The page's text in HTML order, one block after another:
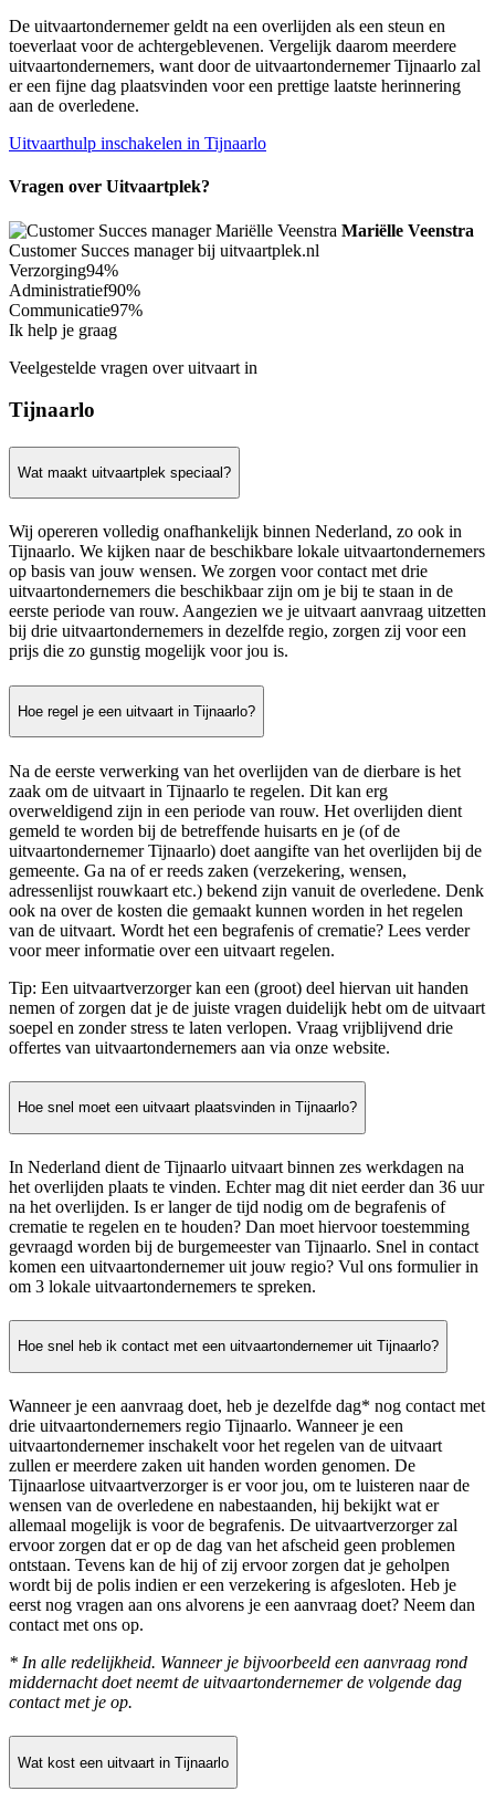
De uitvaartondernemer geldt na een overlijden als een steun en
toeverlaat voor de achtergeblevenen. Vergelijk daarom meerdere
uitvaartondernemers, want door de uitvaartondernemer Tijnaarlo zal
er een fijne dag plaatsvinden voor een prettige laatste herinnering
aan de overledene.
Uitvaarthulp inschakelen in Tijnaarlo
Vragen over Uitvaartplek?
Mariëlle Veenstra
Customer Succes manager bij uitvaartplek.nl
Verzorging94%
Administratief90%
Communicatie97%
Ik help je graag
Veelgestelde vragen over uitvaart in
Tijnaarlo
Wat maakt uitvaartplek speciaal?
Wij opereren volledig onafhankelijk binnen Nederland, zo ook in
Tijnaarlo. We kijken naar de beschikbare lokale uitvaartondernemers
op basis van jouw wensen. We zorgen voor contact met drie
uitvaartondernemers die beschikbaar zijn om je bij te staan in de
eerste periode van rouw. Aangezien we je uitvaart aanvraag uitzetten
bij drie uitvaartondernemers in dezelfde regio, zorgen zij voor een
prijs die zo gunstig mogelijk voor jou is.
Hoe regel je een uitvaart in Tijnaarlo?
Na de eerste verwerking van het overlijden van de dierbare is het
zaak om de uitvaart in Tijnaarlo te regelen. Dit kan erg
overweldigend zijn in een periode van rouw. Het overlijden dient
gemeld te worden bij de betreffende huisarts en je (of de
uitvaartondernemer Tijnaarlo) doet aangifte van het overlijden bij de
gemeente. Ga na of er reeds zaken (verzekering, wensen,
adressenlijst rouwkaart etc.) bekend zijn vanuit de overledene. Denk
ook na over de kosten die gemaakt kunnen worden in het regelen
van de uitvaart. Wordt het een begrafenis of crematie? Lees verder
voor meer informatie over een uitvaart regelen.
Tip: Een uitvaartverzorger kan een (groot) deel hiervan uit handen
nemen of zorgen dat je de juiste vragen duidelijk hebt om de uitvaart
soepel en zonder stress te laten verlopen. Vraag vrijblijvend drie
offertes van uitvaartondernemers aan via onze website.
Hoe snel moet een uitvaart plaatsvinden in Tijnaarlo?
In Nederland dient de Tijnaarlo uitvaart binnen zes werkdagen na
het overlijden plaats te vinden. Echter mag dit niet eerder dan 36 uur
na het overlijden. Is er langer de tijd nodig om de begrafenis of
crematie te regelen en te houden? Dan moet hiervoor toestemming
gevraagd worden bij de burgemeester van Tijnaarlo. Snel in contact
komen een uitvaartondernemer uit jouw regio? Vul ons formulier in
om 3 lokale uitvaartondernemers te spreken.
Hoe snel heb ik contact met een uitvaartondernemer uit Tijnaarlo?
Wanneer je een aanvraag doet, heb je dezelfde dag* nog contact met
drie uitvaartondernemers regio Tijnaarlo. Wanneer je een
uitvaartondernemer inschakelt voor het regelen van de uitvaart
zullen er meerdere zaken uit handen worden genomen. De
Tijnaarlose uitvaartverzorger is er voor jou, om te luisteren naar de
wensen van de overledene en nabestaanden, hij bekijkt wat er
allemaal mogelijk is voor de begrafenis. De uitvaartverzorger zal
ervoor zorgen dat er op de dag van het afscheid geen problemen
ontstaan. Tevens kan de hij of zij ervoor zorgen dat je geholpen
wordt bij de polis indien er een verzekering is afgesloten. Heb je
eerst nog vragen aan ons alvorens je een aanvraag doet? Neem dan
contact met ons op.
* In alle redelijkheid. Wanneer je bijvoorbeeld een aanvraag rond
middernacht doet neemt de uitvaartondernemer de volgende dag
contact met je op.
Wat kost een uitvaart in Tijnaarlo